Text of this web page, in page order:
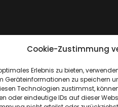
Cookie-Zustimmung
Erlebnis zu bieten,
Geräteinformationen zu speichern
Technologien zustimmst,
oder eindeutige IDs auf dieser